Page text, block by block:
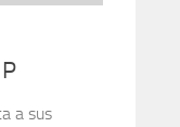
a sus